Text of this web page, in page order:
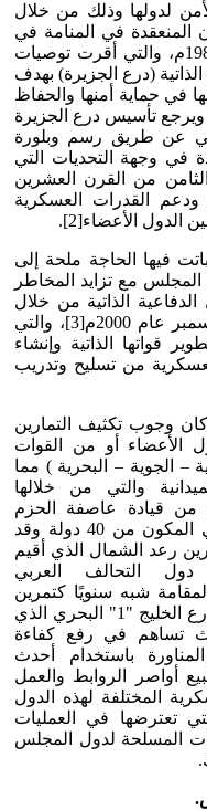
لدولها وذلك من خلال
المنعقدة في المنامة في
الفترة مابين 9 حتى 11 نوفمبر عام 1982م، والتي أقرت توصيات
الذاتية (درع الجزيرة) بهدف
في حماية أمنها والحفاظ
في إقليم مضطرب[1]، ويرجع تأسيس درع الجزيرة
عن طريق رسم وبلورة
في وجهة التحديات التي
الثامن من القرن العشرين
القدرات العسكرية
الدول الأعضاء[2].
فيها الحاجة ملحة إلى
المجلس مع تزايد المخاطر
الذاتية من خلال
توقيع اتفاقية الدفاع المشتركة في ديسمبر عام 2000م[3]، والتي
قواتها الذاتية وإنشاء
من تسليح وتدريب
وجوب تكثيف التمارين
الأعضاء أو من القوات
– الجوية – البحرية ) مما
والتي من خلالها
من قيادة عاصفة الحزم
وأتبعها قيادة التحالف العربي الإسلامي المكون من 40 دولة وقد
رعد الشمال الذي أقيم
التحالف العربي
المقامة شبه سنويًا كتمرين
صقر الجزيرة للقوات الجوية و تمرين درع الخليج "1" البحري الذي
تساهم في رفع كفاءة
باستخدام أحدث
أواصر الروابط والعمل
المختلفة لهذه الدول
تعترضها في العمليات
المسلحة لدول المجلس